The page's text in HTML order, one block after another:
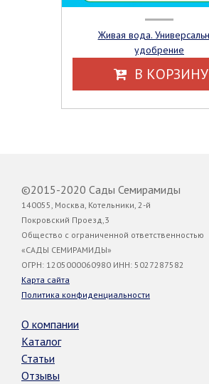
Живая вода. Универсальное
удобрение
В КОРЗИНУ
©2015-2020 Сады Семирамиды
140055, Москва, Котельники, 2-й
Покровский Проезд,3
Общество с ограниченной ответственностью
«САДЫ СЕМИРАМИДЫ»
ОГРН: 1205000060980 ИНН: 5027287582
Карта сайта
Политика конфиденциальности
О компании
Каталог
Статьи
Отзывы